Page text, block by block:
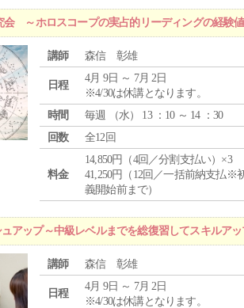
会 ～ホロスコープの実占的リーディングの経験
講師 森信 彰雄
日程
4月 9日 ～ 7月 2日
※4/30は休講となります。
時間
毎週 （水） 13 ：10 ～ 14 ：30
回数
全12回
料金
14,850円（4回／分割支払い）×3
41,250円（12回／一括前納支払※
義開始前まで）
アップ～中級レベルまでを総復習してスキルア
講師 森信 彰雄
日程
4月 9日 ～ 7月 2日
※4/30は休講となります。